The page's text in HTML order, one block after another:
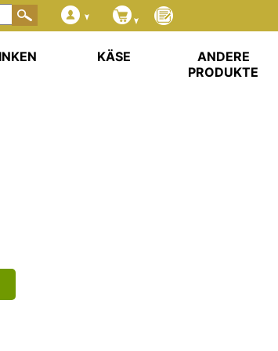
KÄSE
ANDERE
PRODUKTE